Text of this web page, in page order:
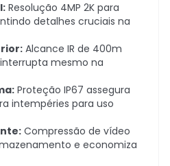
Resolução 4MP 2K para
detalhes cruciais na
Alcance IR de 400m
mesmo na
Proteção IP67 assegura
intempéries para uso
Compressão de vídeo
e economiza